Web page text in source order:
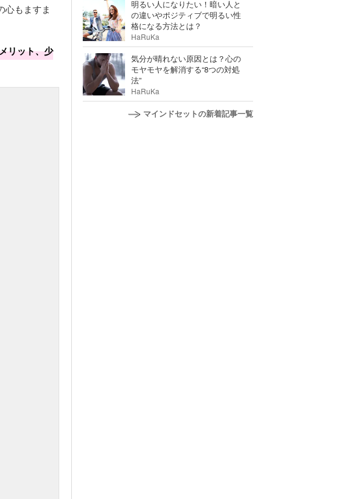
心もますま
リット、少
明るい人になりたい！暗い人と
の違いやポジティブで明るい性
格になる方法とは？
HaRuKa
気分が晴れない原因とは？心の
モヤモヤを解消する“8つの対処
法”
HaRuKa
マインドセットの新着記事一覧